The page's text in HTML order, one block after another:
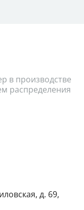
в производстве
распределения
д. 69,